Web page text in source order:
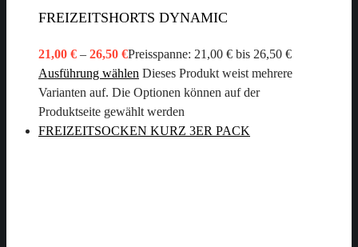
FREIZEITSHORTS DYNAMIC
21,00 € – 26,50 €Preisspanne: 21,00 € bis 26,50 €
Ausführung wählen Dieses Produkt weist mehrere
Varianten auf. Die Optionen können auf der
Produktseite gewählt werden
FREIZEITSOCKEN KURZ 3ER PACK